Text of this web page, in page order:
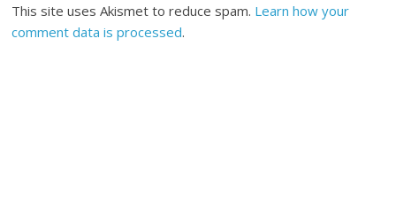
This site uses Akismet to reduce spam. Learn how your
comment data is processed.